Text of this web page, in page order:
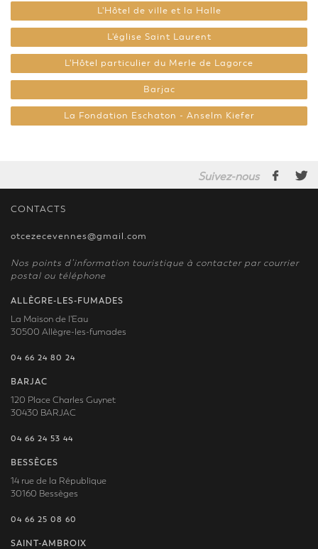
L'Hôtel de ville et la Halle
L'église Saint Laurent
L'Hôtel particulier du Merle de Lagorce
Barjac
La Fondation Eschaton - Anselm Kiefer
Suivez-nous
CONTACTS
otcezecevennes@gmail.com
Nos points d’information touristique à contacter par courrier
postal ou téléphone
ALLÈGRE-LES-FUMADES
La Maison de l'Eau
30500 Allègre-les-fumades
04 66 24 80 24
BARJAC
120 Place Charles Guynet
30430 BARJAC
04 66 24 53 44
BESSÈGES
14 rue de la République
30160 Bessèges
04 66 25 08 60
SAINT-AMBROIX